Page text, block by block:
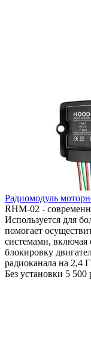
Радиомодуль
RHM-02 -
Используется для
помогает
системами, включая
блокировку
радиоканала на 2,4
Без установки 5 500